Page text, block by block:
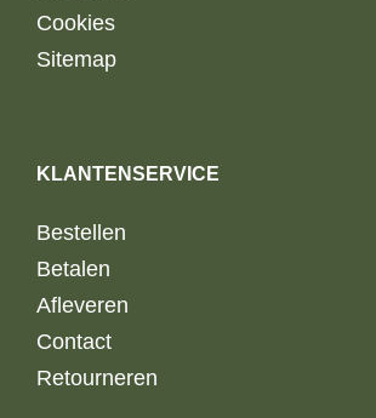
Cookies
Sitemap
KLANTENSERVICE
Bestellen
Betalen
Afleveren
Contact
Retourneren